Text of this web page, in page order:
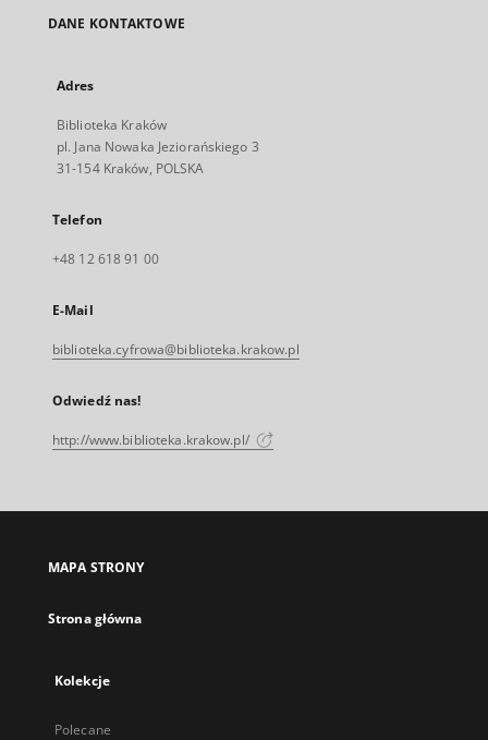
DANE KONTAKTOWE
Adres
Biblioteka Kraków
pl. Jana Nowaka Jeziorańskiego 3
31-154 Kraków, POLSKA
Telefon
+48 12 618 91 00
E-Mail
biblioteka.cyfrowa@biblioteka.krakow.pl
Odwiedź nas!
http://www.biblioteka.krakow.pl/
MAPA STRONY
Strona główna
Kolekcje
Polecane